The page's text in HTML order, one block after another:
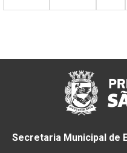
Secretaria Municipal de